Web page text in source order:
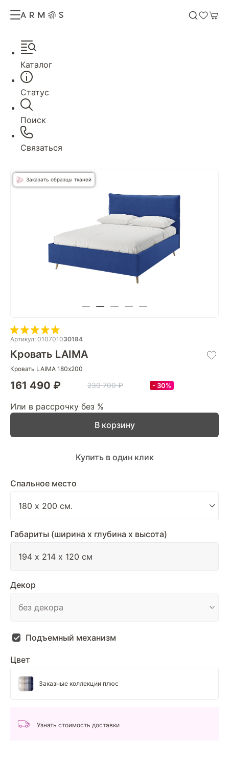
Каталог
Статус
Поиск
Связаться
Заказать образцы тканей
Артикул: 010701030184
Кровать LAIMA
Кровать LAIMA 180х200
161 490 ₽ 230 700 ₽ 30%
Или в рассрочку без %
Спальное место
Габариты (ширина х глубина х высота)
Декор
Подъемный механизм
Цвет
Заказные коллекции плюс
В корзину
Купить в один клик
Узнать стоимость доставки